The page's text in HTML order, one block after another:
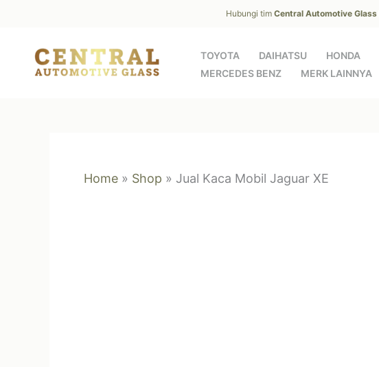
content
Hubungi tim Central Automotive Glass
TOYOTA DAIHATSU HONDA
MERCEDES BENZ
MERK LAINNYA
Home » Shop » Jual Kaca Mobil Jaguar XE